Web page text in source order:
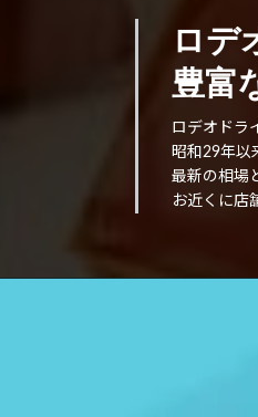
ロデ
豊富
ロデオドラ
昭和29年以
最新の相場
お近くに店